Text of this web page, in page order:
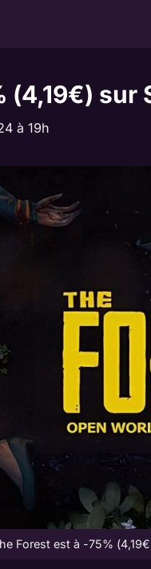
(4,19€) sur
à 19h
Forest est à -75%